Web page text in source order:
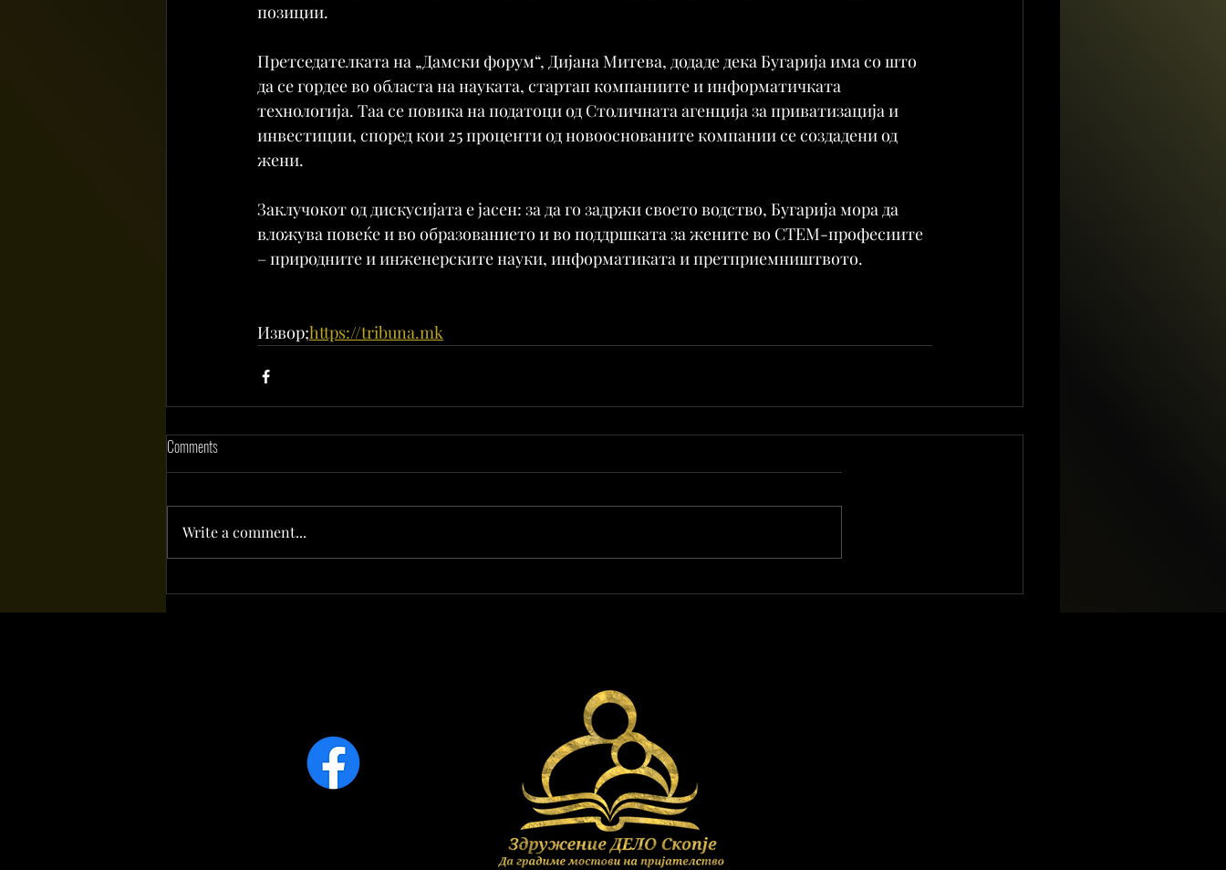
позиции.
Претседателката на „Дамски форум“, Дијана Митева, додаде дека Бугарија има со што
да се гордее во областа на науката, стартап компаниите и информатичката
технологија. Таа се повика на податоци од Столичната агенција за приватизација и
инвестиции, според кои 25 проценти од новооснованите компании се создадени од
жени.
Заклучокот од дискусијата е јасен: за да го задржи своето водство, Бугарија мора да
вложува повеќе и во образованието и во поддршката за жените во СТЕМ-професиите
– природните и инженерските науки, информатиката и претприемништвото.
Извор;https://tribuna.mk
Comments
Write a comment...